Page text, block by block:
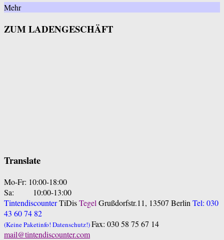
Mehr
ZUM LADENGESCHÄFT
Translate
Mo-Fr: 10:00-18:00
Sa: 10:00-13:00
TintendiscounterTiDisTegel Grußdorfstr.11, 13507 Berlin Tel: 030
43 60 74 82
(Keine Paketinfo! Datenschutz!)Fax: 030 58 75 67 14
mail@tintendiscounter.com